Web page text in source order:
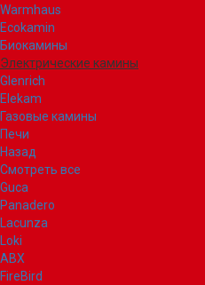
Warmhaus
Ecokamin
Биокамины
Электрические камины
Glenrich
Elekam
Газовые камины
Печи
Назад
Смотреть все
Guca
Panadero
Lacunza
Loki
ABX
FireBird